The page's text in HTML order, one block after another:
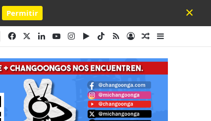
Permitir
Powered by SendPulse
×
FacebookLinkedInYouTubeInstagram
Google Play
TikTok
RSS AccesoPublicación al